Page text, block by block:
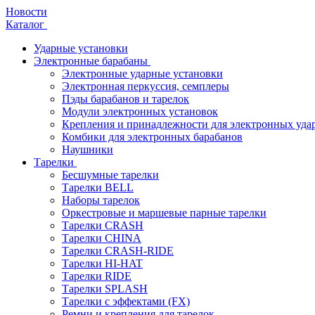
Новости
Каталог
Ударные установки
Электронные барабаны
Электронные ударные установки
Электронная перкуссия, семплеры
Пэды барабанов и тарелок
Модули электронных установок
Крепления и принадлежности для электронных
Комбики для электронных барабанов
Наушники
Тарелки
Бесшумные тарелки
Тарелки BELL
Наборы тарелок
Оркестровые и маршевые парные тарелки
Тарелки CRASH
Тарелки CHINA
Тарелки CRASH-RIDE
Тарелки HI-HAT
Тарелки RIDE
Тарелки SPLASH
Тарелки с эффектами (FX)